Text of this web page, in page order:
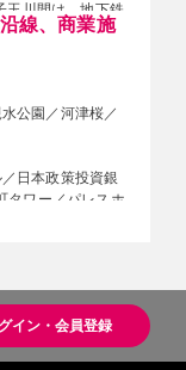
玉川間は、地下鉄
高速度交通営団
した。2000年8
帝都高速度交通
線・日光線と相
都圏ネットワー
各駅停車とも
を投入していま
しては初めて女
押上駅まで継続
終了となりま
すると、女性専
沿線、商業施
公園／河津桜／
日本政策投資銀
タワー／パレスホ
アートアクアリ
イン・会員登録